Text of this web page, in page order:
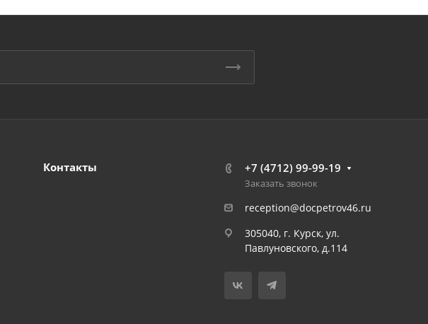
Контакты +7 (4712) 99-99-19
Заказать звонок
reception@docpetrov46.ru
305040, г. Курск, ул.
Павлуновского, д.114